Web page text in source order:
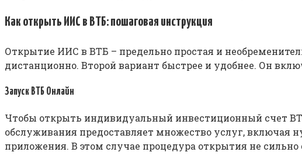
Как открыть ИИС в ВТБ: пошаговая инструкция
Открытие ИИС в ВТБ – предельно простая и
дистанционно. Второй вариант быстрее и удобнее. Он
Запуск ВТБ Онлайн
Чтобы открыть индивидуальный инвестиционный счет
обслуживания предоставляет множество услуг, включая
приложения. В этом случае процедура открытия не